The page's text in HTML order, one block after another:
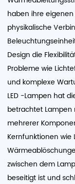
haben ihre
physikalische
Design die
Probleme wie
und komplexe
LED -Lampen hat
betrachtet Lampen
mehrerer
Kernfunktionen wie
zwischen dem
beseitigt ist und